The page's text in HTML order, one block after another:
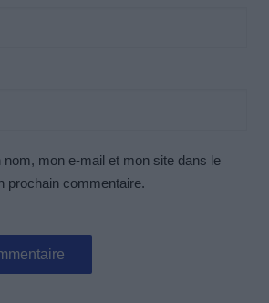
nom, mon e-mail et mon site dans le
prochain commentaire.